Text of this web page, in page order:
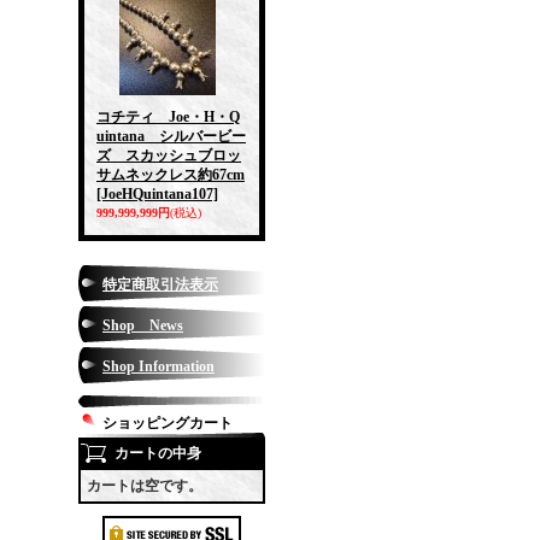
コチティ Joe・H・Q
uintana シルバービー
ズ スカッシュブロッ
サムネックレス約67cm
[JoeHQuintana107]
999,999,999円(税込)
特定商取引法表示
Shop News
Shop Information
ショッピングカート
カートの中身
カートは空です。